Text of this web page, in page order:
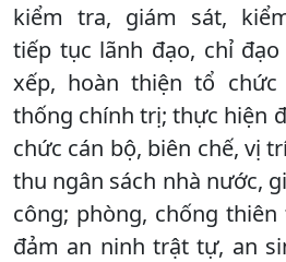
kiểm tra, giám sát,
tiếp tục lãnh đạo, chỉ
xếp, hoàn thiện tổ
thống chính trị; thực hiện
chức cán bộ, biên chế, vị
thu ngân sách nhà nước,
công; phòng, chống
đảm an ninh trật tự, an